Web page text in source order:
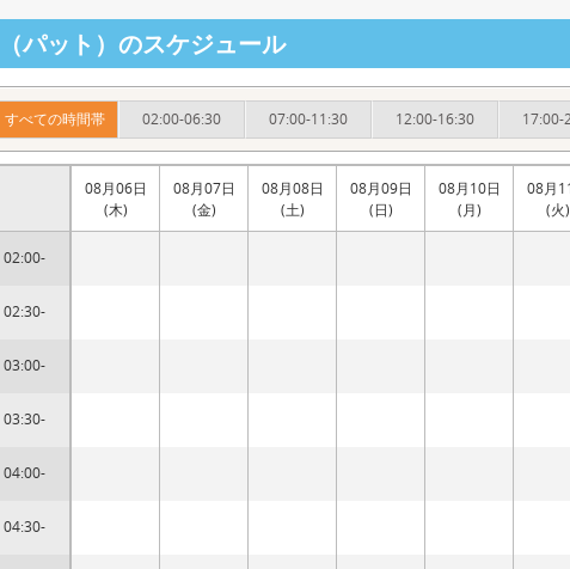
パット）のスケジュール
すべての時間帯 02:00-06:30 07:00-11:30 12:00-16:30 17:00-
02:00-
02:30-
03:00-
03:30-
04:00-
04:30-
08月06日
(木)
08月07日
(金)
08月08日
(土)
08月09日
(日)
08月10日
(月)
08月
(火)